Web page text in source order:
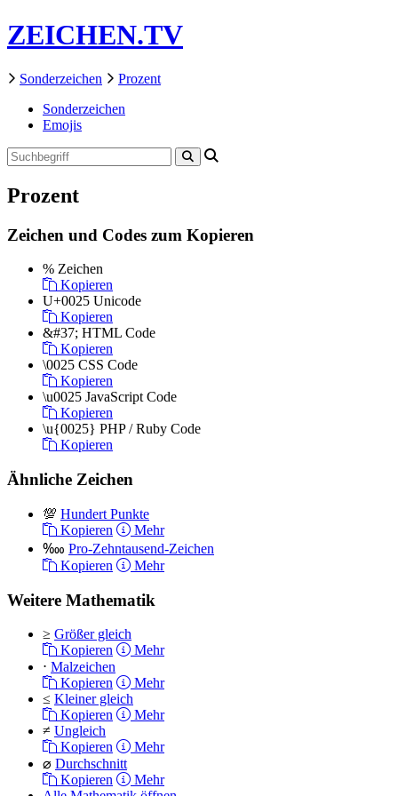
ZEICHEN.TV
Sonderzeichen
Prozent
Sonderzeichen
Emojis
Prozent
Zeichen und Codes zum Kopieren
% Zeichen
Kopieren
U+0025 Unicode
Kopieren
&#37; HTML Code
Kopieren
\0025 CSS Code
Kopieren
\u0025 JavaScript Code
Kopieren
\u{0025} PHP / Ruby Code
Kopieren
Ähnliche Zeichen
💯 Hundert Punkte
Kopieren
Mehr
‱ Pro-Zehntausend-Zeichen
Kopieren
Mehr
Weitere Mathematik
≥ Größer gleich
Kopieren
Mehr
⋅ Malzeichen
Kopieren
Mehr
≤ Kleiner gleich
Kopieren
Mehr
≠ Ungleich
Kopieren
Mehr
⌀ Durchschnitt
Kopieren
Mehr